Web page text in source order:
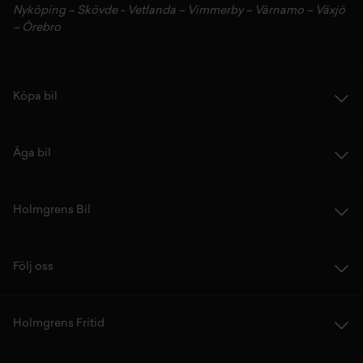
Nyköping– Skövde- Vetlanda – Vimmerby– Värnamo – Växjö
– Örebro
Köpa bil
Äga bil
Holmgrens Bil
Följ oss
Holmgrens Fritid